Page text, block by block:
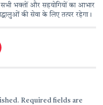
भक्तों और सहयोगियों का आभार
की सेवा के लिए तत्पर रहेगा।
Required fields are